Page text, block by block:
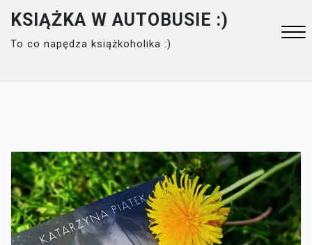
content
KSIĄŻKA W AUTOBUSIE :)
To co napędza książkoholika :)